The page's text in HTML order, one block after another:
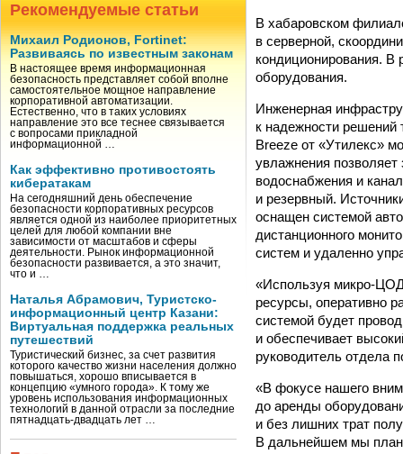
Рекомендуемые статьи
Михаил Родионов, Fortinet:
Развиваясь по известным законам
В настоящее время информационная
безопасность представляет собой вполне
самостоятельное мощное направление
корпоративной автоматизации.
Естественно, что в таких условиях
направление это все теснее связывается
с вопросами прикладной
информационной …
Как эффективно противостоять
кибератакам
На сегодняшний день обеспечение
безопасности корпоративных ресурсов
является одной из наиболее приоритетных
целей для любой компании вне
зависимости от масштабов и сферы
деятельности. Рынок информационной
безопасности развивается, а это значит,
что и …
Наталья Абрамович, Туристско-
информационный центр Казани:
Виртуальная поддержка реальных
путешествий
Туристический бизнес, за счет развития
которого качество жизни населения должно
повышаться, хорошо вписывается в
концепцию «умного города». К тому же
уровень использования информационных
технологий в данной отрасли за последние
пятнадцать-двадцать лет …
В хабаровском
в серверной,
кондиционирования. В
оборудования.
Инженерная
к надежности решений
Breeze от «Утилекс»
увлажнения позволяет
водоснабжения и
и резервный.
оснащен системой
дистанционного
систем и удаленно
«Используя микро-
ресурсы, оперативно
системой будет
и обеспечивает
руководитель отдела
«В фокусе нашего
до аренды
и без лишних трат
В дальнейшем мы